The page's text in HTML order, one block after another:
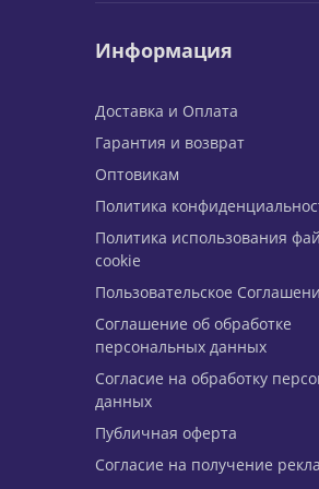
Информация
Доставка и Оплата
Гарантия и возврат
Оптовикам
Политика
Политика использования
cookie
Пользовательское
Соглашение об обработке
персональных данных
Согласие на обработку
данных
Публичная оферта
Согласие на получение